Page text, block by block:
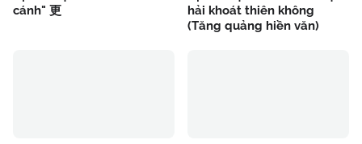
cánh" 更
hải khoát thiên không
(Tăng quảng hiền văn)